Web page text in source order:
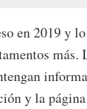
en 2019 y
más.
y la